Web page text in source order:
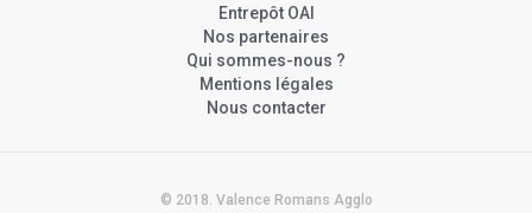
Entrepôt OAI
Nos partenaires
Qui sommes-nous ?
Mentions légales
Nous contacter
© 2018. Valence Romans Agglo